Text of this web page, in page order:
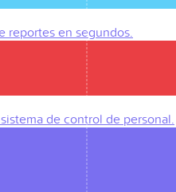
reportes en segundos.
de control de personal.